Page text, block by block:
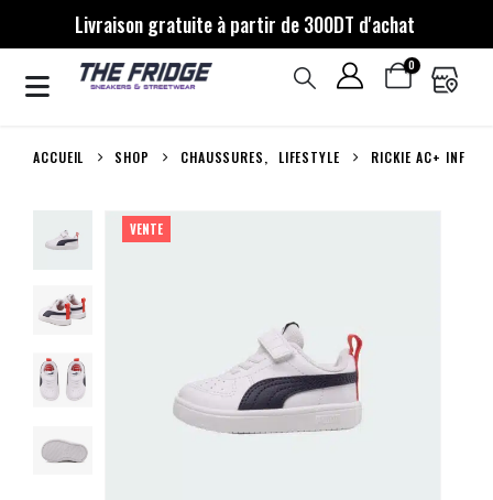
Livraison gratuite à partir de 300DT d'achat
0
ACCUEIL SHOP CHAUSSURES, LIFESTYLE RICKIE AC+ INF
VENTE